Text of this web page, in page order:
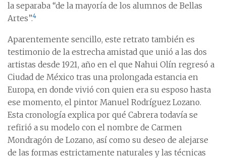
la separaba “de la mayoría de los alumnos de Bellas
Artes”.4
Aparentemente sencillo, este retrato también es
testimonio de la estrecha amistad que unió a las dos
artistas desde 1921, año en el que Nahui Olín regresó a
Ciudad de México tras una prolongada estancia en
Europa, en donde vivió con quien era su esposo hasta
ese momento, el pintor Manuel Rodríguez Lozano.
Esta cronología explica por qué Cabrera todavía se
refirió a su modelo con el nombre de Carmen
Mondragón de Lozano, así como su deseo de alejarse
de las formas estrictamente naturales y las técnicas